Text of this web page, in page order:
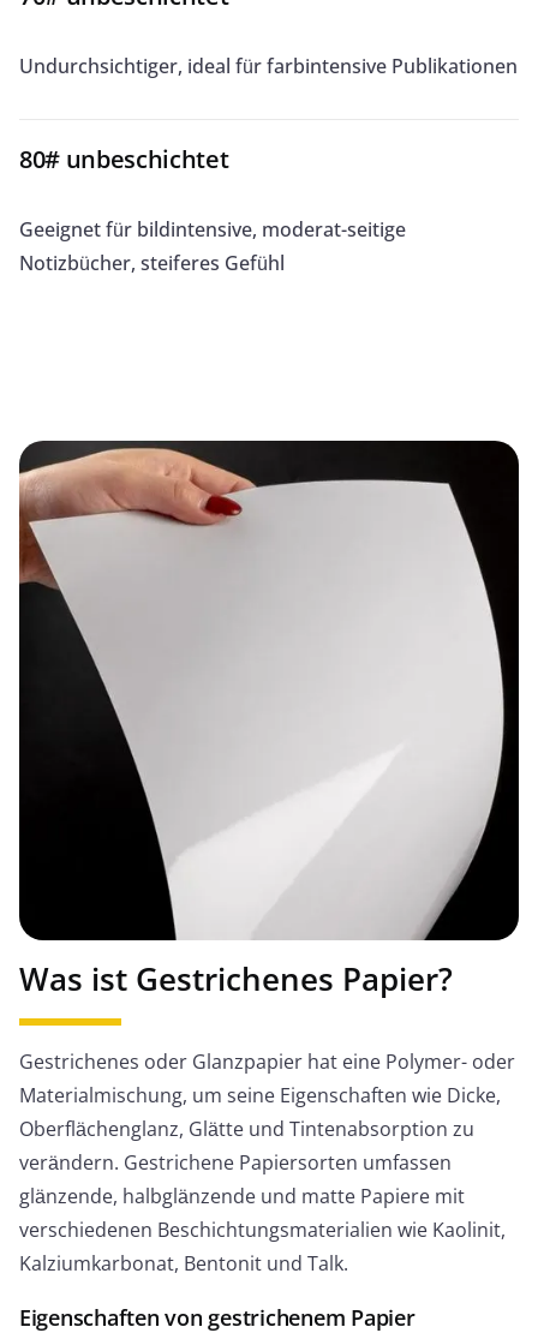
Undurchsichtiger, ideal für farbintensive Publikationen
80# unbeschichtet
Geeignet für bildintensive, moderat-seitige
Notizbücher, steiferes Gefühl
Was ist Gestrichenes Papier?
Gestrichenes oder Glanzpapier hat eine Polymer- oder
Materialmischung, um seine Eigenschaften wie Dicke,
Oberflächenglanz, Glätte und Tintenabsorption zu
verändern. Gestrichene Papiersorten umfassen
glänzende, halbglänzende und matte Papiere mit
verschiedenen Beschichtungsmaterialien wie Kaolinit,
Kalziumkarbonat, Bentonit und Talk.
Eigenschaften von gestrichenem Papier